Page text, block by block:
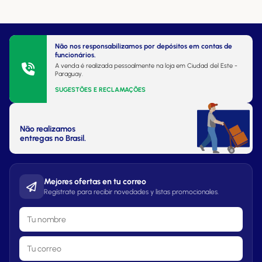
Não nos responsabilizamos por depósitos em contas de
funcionários.
A venda é realizada pessoalmente na loja em Ciudad del Este -
Paraguay.
SUGESTÕES E RECLAMAÇÕES
Não realizamos
entregas no Brasil.
Mejores ofertas en tu correo
Regístrate para recibir novedades y listas promocionales.